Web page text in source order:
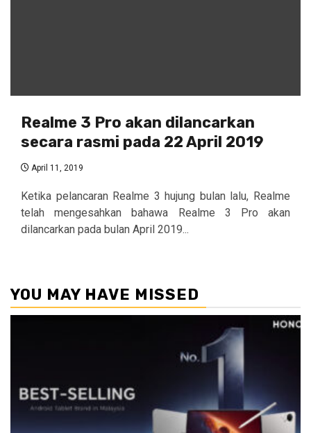
Realme 3 Pro akan dilancarkan
secara rasmi pada 22 April 2019
April 11, 2019
Ketika pelancaran Realme 3 hujung bulan lalu, Realme
telah mengesahkan bahawa Realme 3 Pro akan
dilancarkan pada bulan April 2019...
YOU MAY HAVE MISSED